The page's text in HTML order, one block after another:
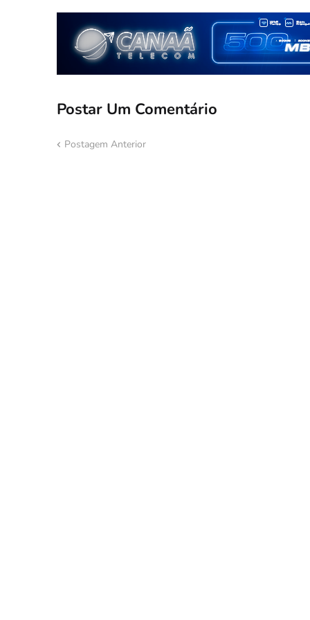
Postar Um Comentário
Postagem Anterior